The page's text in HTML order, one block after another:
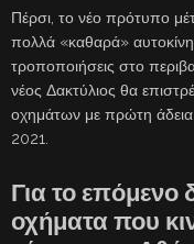
Πέρσι, το νέο πρότυπο
πολλά «καθαρά»
τροποποιήσεις στο
νέος Δακτύλιος θα
οχημάτων με πρώτη άδεια
2021.
Για το επόμενο
οχήματα που